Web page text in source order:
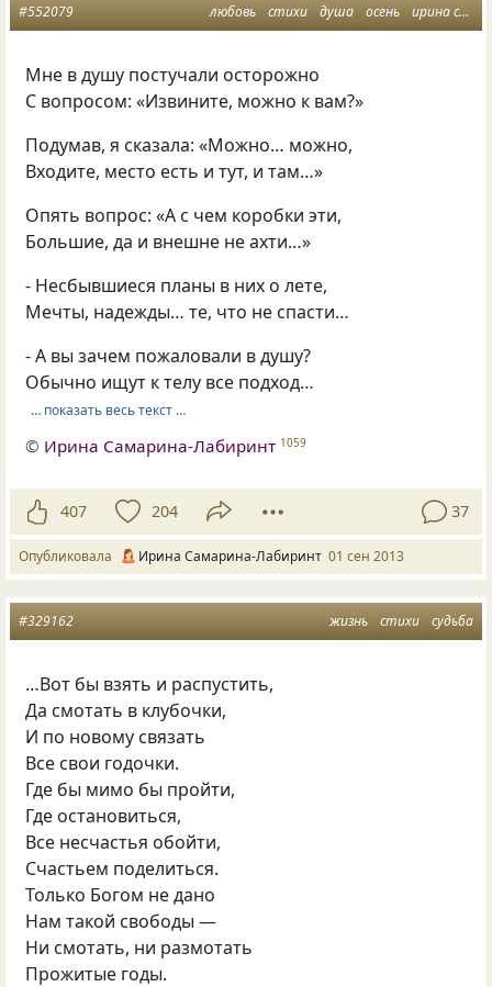
любовь стихи душа осень ирина самарина
#552079
Мне в душу постучали осторожно
С вопросом: «Извините, можно к вам?»
Подумав, я сказала: «Можно… можно,
Входите, место есть и тут, и там…»
Опять вопрос: «А с чем коробки эти,
Большие, да и внешне не ахти…»
- Несбывшиеся планы в них о лете,
Мечты, надежды… те, что не спасти…
- А вы зачем пожаловали в душу?
Обычно ищут к телу все подход…
… показать весь текст …
© Ирина Самарина-Лабиринт 1059
407 204 37
Опубликовала Ирина Самарина-Лабиринт 01 сен 2013
жизнь стихи судьба
#329162
…Вот бы взять и распустить,
Да смотать в клубочки,
И по новому связать
Все свои годочки.
Где бы мимо бы пройти,
Где остановиться,
Все несчастья обойти,
Счастьем поделиться.
Только Богом не дано
Нам такой свободы —
Ни смотать, ни размотать
Прожитые годы.